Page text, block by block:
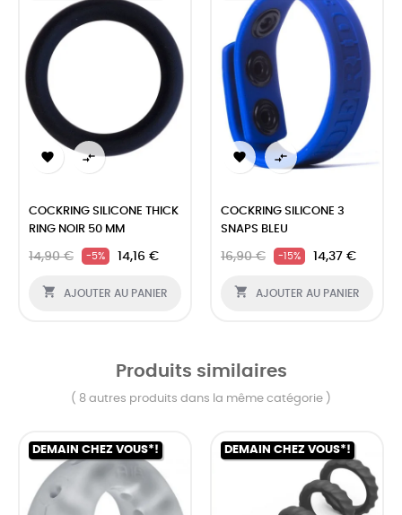
 
COCKRING SILICONE THICK
RING NOIR 50 MM
14,90 € -5% 14,16 €
 AJOUTER AU PANIER
 
COCKRING SILICONE 3
SNAPS BLEU
16,90 € -15% 14,37 €
 AJOUTER AU PANIER
Produits similaires
( 8 autres produits dans la même catégorie )
DEMAIN CHEZ VOUS*! DEMAIN CHEZ VOUS*!